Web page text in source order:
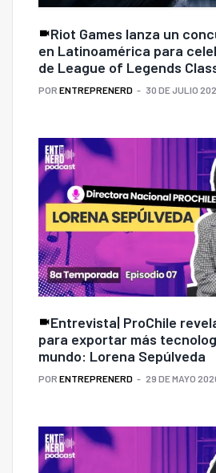
Riot Games lanza un
en Latinoamérica para
de League of Legends
POR ENTREPRENERD 30 DE JULIO
Entrevista| ProChile
para exportar más
mundo: Lorena Sepúlveda
POR ENTREPRENERD 29 DE MAYO